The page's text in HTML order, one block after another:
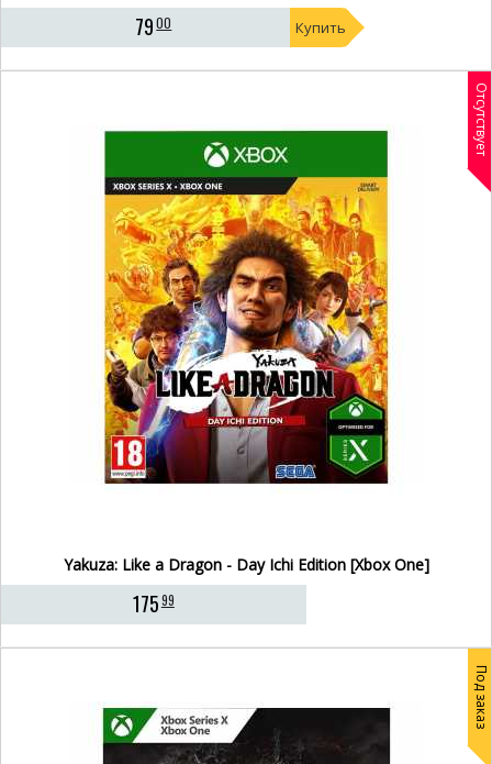
7900 Купить
Отсутствует
Yakuza: Like a Dragon - Day Ichi Edition [Xbox One]
17599
Под заказ